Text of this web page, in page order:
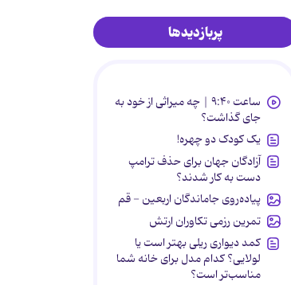
پربازدیدها
ساعت ۹:۴۰ | چه میراثی از خود به
جای گذاشت؟
یک کودک دو چهره!
آزادگان جهان برای حذف ترامپ
دست به کار شدند؟
پیاده‌روی جاماندگان اربعین - قم
تمرین رزمی تکاوران ارتش
کمد دیواری ریلی بهتر است یا
لولایی؟ کدام مدل برای خانه شما
مناسب‌تر است؟